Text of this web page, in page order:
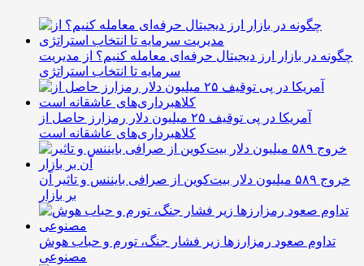
چگونه در بازار ارز دیجیتال حرفه‌ای معامله کنیم؟ از مدیریت
سرمایه تا انتخاب استراتژی
آمریکا در پی توقیف ۲۵ میلیون دلار رمزارز حاصل از
کلاهبرداری‌های عاشقانه است
خروج ۵۸۹ میلیون دلار بیت‌کوین از صرافی بایننس و تاثیر آن
بر بازار
تداوم صعود رمزارزها زیر فشار جنگ، تورم و حباب هوش
مصنوعی